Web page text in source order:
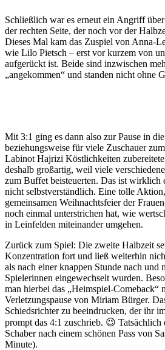
Schließlich war es erneut ein Angriff
der rechten Seite, der noch vor der
Dieses Mal kam das Zuspiel von Anna-
wie Lilo Pietsch – erst vor kurzem von
aufgerückt ist. Beide sind inzwischen
„angekommen“ und standen nicht ohne
Mit 3:1 ging es dann also zur Pause in
beziehungsweise für viele Zuschauer
Labinot Hajrizi Köstlichkeiten
deshalb großartig, weil viele
zum Buffet beisteuerten. Das ist wirklich
nicht selbstverständlich. Eine tolle
gemeinsamen Weihnachtsfeier der
noch einmal unterstrichen hat, wie
in Leinfelden miteinander umgehen.
Zurück zum Spiel: Die zweite Halbzeit
Konzentration fort und ließ weiterhin
als nach einer knappen Stunde nach und
Spielerinnen eingewechselt wurden.
man hierbei das „Heimspiel-Comeback“
Verletzungspause von Miriam Bürger.
Schiedsrichter zu beeindrucken, der ihr
prompt das 4:1 zuschrieb. 😉 Tatsächlich
Schaber nach einem schönen Pass von
Minute).